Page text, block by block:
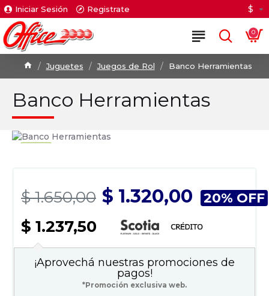
Iniciar Sesión Registrate $
0
Juguetes Juegos de Rol Banco Herramientas
Banco Herramientas
$ 1.650,00 $ 1.320,00 20% OFF
$ 1.237,50
¡Aprovechá nuestras promociones de
pagos!
*Promoción exclusiva web.